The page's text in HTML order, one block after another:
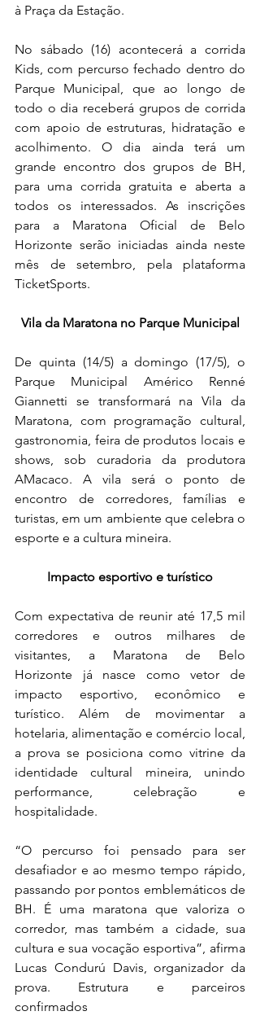
à Praça da Estação.
No sábado (16) acontecerá a corrida
Kids, com percurso fechado dentro do
Parque Municipal, que ao longo de
todo o dia receberá grupos de corrida
com apoio de estruturas, hidratação e
acolhimento. O dia ainda terá um
grande encontro dos grupos de BH,
para uma corrida gratuita e aberta a
todos os interessados. As inscrições
para a Maratona Oficial de Belo
Horizonte serão iniciadas ainda neste
mês de setembro, pela plataforma
TicketSports.
Vila da Maratona no Parque Municipal
De quinta (14/5) a domingo (17/5), o
Parque Municipal Américo Renné
Giannetti se transformará na Vila da
Maratona, com programação cultural,
gastronomia, feira de produtos locais e
shows, sob curadoria da produtora
AMacaco. A vila será o ponto de
encontro de corredores, famílias e
turistas, em um ambiente que celebra o
esporte e a cultura mineira.
Impacto esportivo e turístico
Com expectativa de reunir até 17,5 mil
corredores e outros milhares de
visitantes, a Maratona de Belo
Horizonte já nasce como vetor de
impacto esportivo, econômico e
turístico. Além de movimentar a
hotelaria, alimentação e comércio local,
a prova se posiciona como vitrine da
identidade cultural mineira, unindo
performance, celebração e
hospitalidade.
“O percurso foi pensado para ser
desafiador e ao mesmo tempo rápido,
passando por pontos emblemáticos de
BH. É uma maratona que valoriza o
corredor, mas também a cidade, sua
cultura e sua vocação esportiva”, afirma
Lucas Condurú Davis, organizador da
prova. Estrutura e parceiros
confirmados